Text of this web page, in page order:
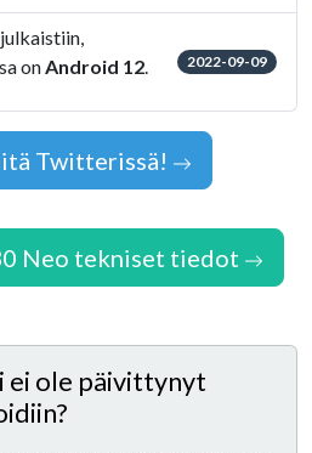
onAndroid 12. 2022-09-09
Twitterissä!
Neo tekniset tiedot
ei ole päivittynyt